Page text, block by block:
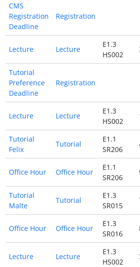
CMS
Registration
Deadline
Registration
Lecture Lecture
E1.3
HS002
Tutorial
Preference
Deadline
Registration
Lecture Lecture
E1.3
HS002
Tutorial
Felix
Tutorial
E1.1
SR206
Office Hour Office Hour
E1.1
SR206
Tutorial
Malte
Tutorial
E1.3
SR015
Office Hour Office Hour
E1.3
SR016
Lecture Lecture
E1.3
HS002